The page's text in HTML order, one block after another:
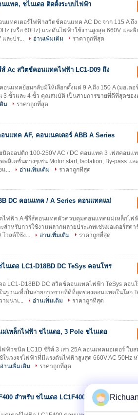
นแทค, ชไนเดอ ติดตั้งระบบไฟฟ้า
นแทคเตอร์ไฟฟ้าสวิตช์คอนแทค AC Dc จาก 115 A ถึง
(หรือ 60Hz) แรงดันไฟฟ้าใช้งานสูงสุด 660V และ
และปร...
อ่านเพิ่มเติม
ราคาถูกที่สุด
ส์ Ac สวิตช์คอนแทคไฟฟ้า LC1-D09 ถึง
อนแทคย้อนกลับมีให้เลือกตั้งแต่ 9 A ถึง 150 A (มอเต
3 ขั้วและ 4 ขั้ว คุณสมบัติ เป็นสายการขายที่ดีที่สุดขอ
ม
ราคาถูกที่สุด
นแทค AF, คอนเนคเตอร์ ABB A Series
ดออปติก 100-250V AC / DC คอนแทค 3 เฟสคอนแ
ลิเคชั่นต่างๆเช่น Motor start, Isolation, By-pass แล
แ...
อ่านเพิ่มเติม
ราคาถูกที่สุด
DC คอนแทค / A Series คอนแทคแม่
ไฟฟ้า A ซีรีส์คอนแทคตัวควบคุมคอนแทคแม่เหล็กไฟฟ้
สำหรับการใช้งานหลากหลายประเภทเช่นมอเตอร์สต
วลต์ใช้ง...
อ่านเพิ่มเติม
ราคาถูกที่สุด
เดอ LC1-D18BD DC TeSys คอนโทร
LC1-D18BD DC สวิตช์คอนแทคไฟฟ้า TeSys คอนโ
านะที่เป็นสายการขายที่ดีที่สุดของคอนแทคในโลก
มน่าเ...
อ่านเพิ่มเติม
ราคาถูกที่สุด
ม่เหล็กไฟฟ้า ชไนเดอ, 3 Pole ชไนเดอ
ฟ้าชนิด LC1D ซีรี่ส์ 3 เสา 25A คอนแทคมอเตอร์ ใบ
ในวงจรไฟฟ้าที่มีแรงดันไฟฟ้าสูงสุด 660V AC 50Hz ห
อ่านเพิ่มเติม
ราคาถูกที่สุด
สำหรับ ชไนเดอ LC1F400 สำหรับ